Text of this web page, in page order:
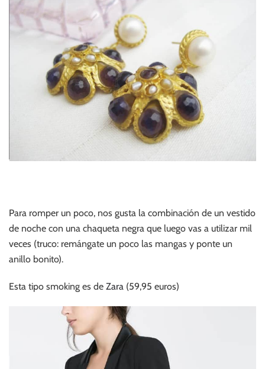
Para romper un poco, nos gusta la combinación de un vestido
de noche con una chaqueta negra que luego vas a utilizar mil
veces (truco: remángate un poco las mangas y ponte un
anillo bonito).
Esta tipo smoking es de Zara (59,95 euros)